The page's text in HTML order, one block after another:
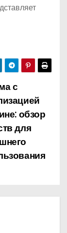
с
обзор
для